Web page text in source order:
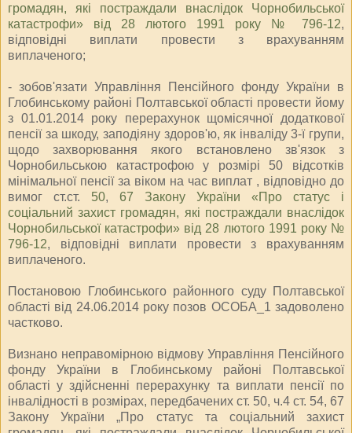
громадян, які постраждали внаслідок Чорнобильської
катастрофи» від 28 лютого 1991 року № 796-12,
відповідні виплати провести з врахуванням
виплаченого;
- зобов'язати Управління Пенсійного фонду України в
Глобинському районі Полтавської області провести йому
з 01.01.2014 року перерахунок щомісячної додаткової
пенсії за шкоду, заподіяну здоров'ю, як інваліду 3-ї групи,
щодо захворювання якого встановлено зв'язок з
Чорнобильською катастрофою у розмірі 50 відсотків
мінімальної пенсії за віком на час виплат , відповідно до
вимог ст.ст. 50, 67 Закону України «Про статус і
соціальний захист громадян, які постраждали внаслідок
Чорнобильської катастрофи» від 28 лютого 1991 року №
796-12, відповідні виплати провести з врахуванням
виплаченого.
Постановою Глобинського районного суду Полтавської
області від 24.06.2014 року позов ОСОБА_1 задоволено
частково.
Визнано неправомірною відмову Управління Пенсійного
фонду України в Глобинському районі Полтавської
області у здійсненні перерахунку та виплати пенсії по
інвалідності в розмірах, передбачених ст. 50, ч.4 ст. 54, 67
Закону України „Про статус та соціальний захист